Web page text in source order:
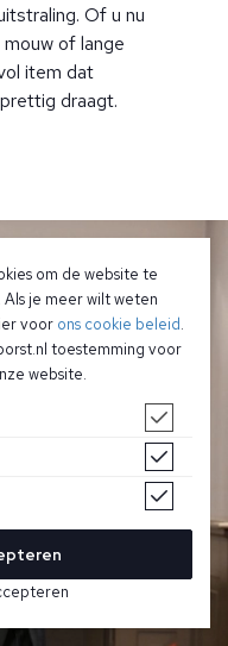
Of u nu
of lange
item dat
draagt.
om de website te
je meer wilt weten
voor ons cookie beleid.
toestemming voor
website.